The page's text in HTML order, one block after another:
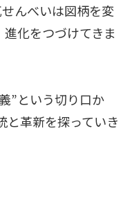
んべいは図柄を変
化をつづけてきま
”という切り口か
と革新を探っていき